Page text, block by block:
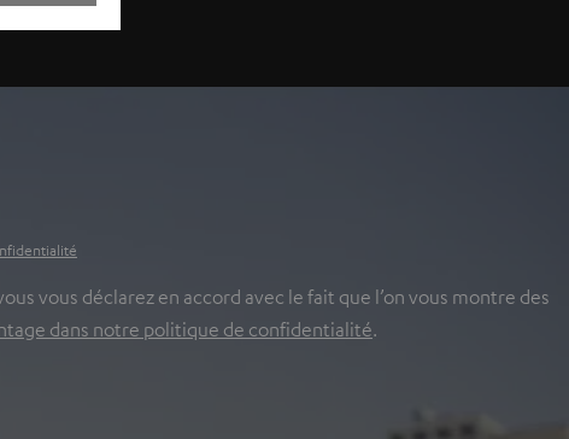
vous déclarez en accord avec le fait que l’on vous montre des
dans notre politique de confidentialité.